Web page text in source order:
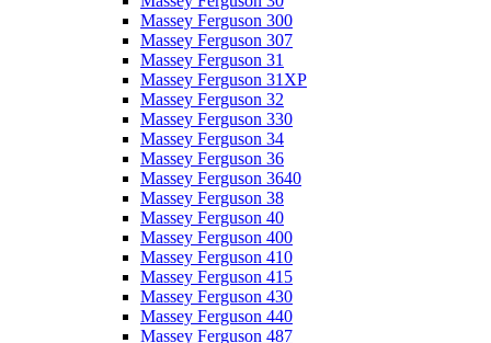
Massey Ferguson 300
Massey Ferguson 307
Massey Ferguson 31
Massey Ferguson 31XP
Massey Ferguson 32
Massey Ferguson 330
Massey Ferguson 34
Massey Ferguson 36
Massey Ferguson 3640
Massey Ferguson 38
Massey Ferguson 40
Massey Ferguson 400
Massey Ferguson 410
Massey Ferguson 415
Massey Ferguson 430
Massey Ferguson 440
Massey Ferguson 487